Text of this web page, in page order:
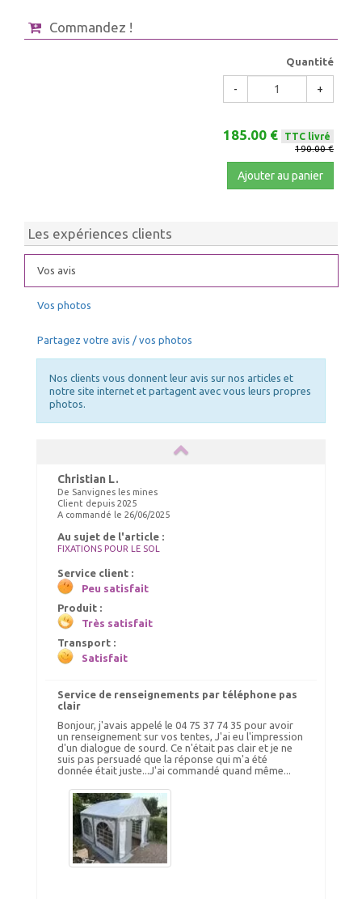
Commandez !
Quantité
- +
185.00 €
TTC livré
190.00 €
Ajouter au panier
Les expériences clients
Vos avis
Vos photos
Partagez votre avis / vos photos
Nos clients vous donnent leur avis sur nos articles et
notre site internet et partagent avec vous leurs propres
photos.
Christian L.
De Sanvignes les mines
Client depuis 2025
A commandé le 26/06/2025
Au sujet de l'article :
FIXATIONS POUR LE SOL
Service client :
Peu satisfait
Produit :
Très satisfait
Transport :
Satisfait
Service de renseignements par téléphone pas
clair
Bonjour, j'avais appelé le 04 75 37 74 35 pour avoir
un renseignement sur vos tentes, J'ai eu l'impression
d'un dialogue de sourd. Ce n'était pas clair et je ne
suis pas persuadé que la réponse qui m'a été
donnée était juste...J'ai commandé quand même...